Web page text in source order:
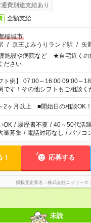
費別途支給あり
全額支給
稲城市
/ 京王よみうりランド駅 / 矢
施設や病院など ★自宅近くの
ださい
ト例】 07:00～16:00 09:00～18:00
です！その他シフトもご相談く
2ヶ月以上 ■開始日の相談OK！
OK / 履歴書不要 / 40～50代活
量募集 / 電話対応なし / パソコ
応募する
掲載元企業名 株式会社ニッソーネ
未読